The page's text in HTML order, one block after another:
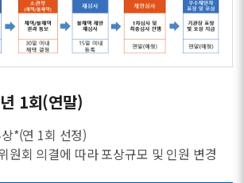
1회(연말)
*(연 1회 선정)
회 의결에 따라 포상규모 및 인원 변경